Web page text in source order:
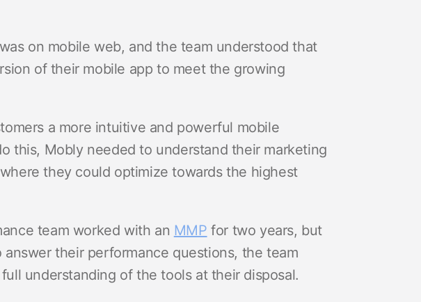
on mobile web, and the team understood that
of their mobile app to meet the growing
a more intuitive and powerful mobile
this, Mobly needed to understand their marketing
they could optimize towards the highest
team worked with an MMP for two years, but
their performance questions, the team
understanding of the tools at their disposal.